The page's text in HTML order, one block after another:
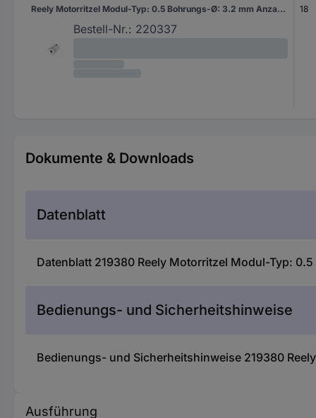
Reely Motorritzel Modul-Typ: 0.5 Bohrungs-Ø: 3.2 mm Anzahl Zähne: 18
Bestell-Nr.: 220337
18
Dokumente & Downloads
Datenblatt
Datenblatt 219380 Reely Motorritzel Modul-Typ:
Bedienungs- und Sicherheitshinweise
Bedienungs- und Sicherheitshinweise 219380
Ausführung